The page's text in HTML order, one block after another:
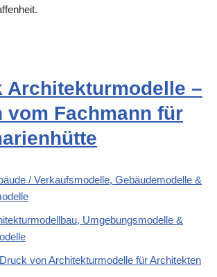
Architekturmodelle –
vom Fachmann für
/ Verkaufsmodelle, Gebäudemodelle &
Umgebungsmodelle &
von Architekturmodelle für Architekten